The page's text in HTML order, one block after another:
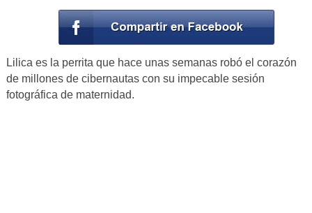
Lilica es la perrita que hace unas semanas robó el corazón
de millones de cibernautas con su impecable sesión
fotográfica de maternidad.